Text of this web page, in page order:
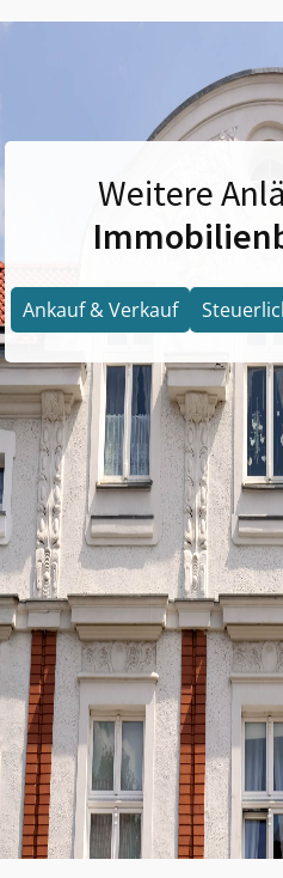
Weitere
Ankauf & Verkauf